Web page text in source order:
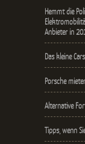
Hemmt die
Anbieter in
Das kleine
Porsche
Alternative
Tipps, wenn